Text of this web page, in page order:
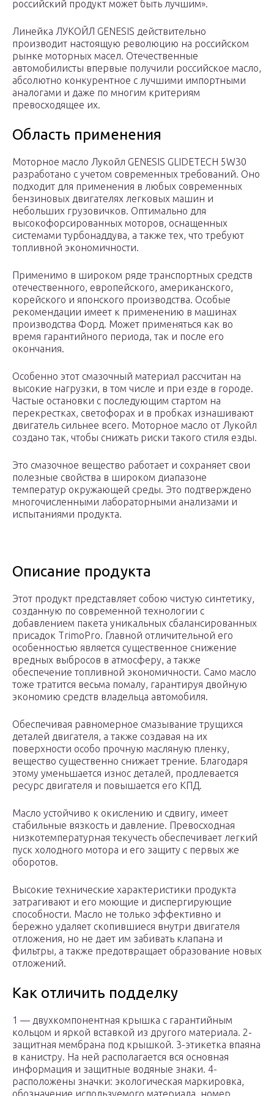
российский продукт может быть лучшим».
Линейка ЛУКОЙЛ GENESIS действительно
производит настоящую революцию на российском
рынке моторных масел. Отечественные
автомобилисты впервые получили российское масло,
абсолютно конкурентное с лучшими импортными
аналогами и даже по многим критериям
превосходящее их.
Область применения
Моторное масло Лукойл GENESIS GLIDETECH 5W30
разработано с учетом современных требований. Оно
подходит для применения в любых современных
бензиновых двигателях легковых машин и
небольших грузовичков. Оптимально для
высокофорсированных моторов, оснащенных
системами турбонаддува, а также тех, что требуют
топливной экономичности.
Применимо в широком ряде транспортных средств
отечественного, европейского, американского,
корейского и японского производства. Особые
рекомендации имеет к применению в машинах
производства Форд. Может применяться как во
время гарантийного периода, так и после его
окончания.
Особенно этот смазочный материал рассчитан на
высокие нагрузки, в том числе и при езде в городе.
Частые остановки с последующим стартом на
перекрестках, светофорах и в пробках изнашивают
двигатель сильнее всего. Моторное масло от Лукойл
создано так, чтобы снижать риски такого стиля езды.
Это смазочное вещество работает и сохраняет свои
полезные свойства в широком диапазоне
температур окружающей среды. Это подтверждено
многочисленными лабораторными анализами и
испытаниями продукта.
Описание продукта
Этот продукт представляет собою чистую синтетику,
созданную по современной технологии с
добавлением пакета уникальных сбалансированных
присадок TrimoPro. Главной отличительной его
особенностью является существенное снижение
вредных выбросов в атмосферу, а также
обеспечение топливной экономичности. Само масло
тоже тратится весьма помалу, гарантируя двойную
экономию средств владельца автомобиля.
Обеспечивая равномерное смазывание трущихся
деталей двигателя, а также создавая на их
поверхности особо прочную масляную пленку,
вещество существенно снижает трение. Благодаря
этому уменьшается износ деталей, продлевается
ресурс двигателя и повышается его КПД.
Масло устойчиво к окислению и сдвигу, имеет
стабильные вязкость и давление. Превосходная
низкотемпературная текучесть обеспечивает легкий
пуск холодного мотора и его защиту с первых же
оборотов.
Высокие технические характеристики продукта
затрагивают и его моющие и диспергирующие
способности. Масло не только эффективно и
бережно удаляет скопившиеся внутри двигателя
отложения, но не дает им забивать клапана и
фильтры, а также предотвращает образование новых
отложений.
Как отличить подделку
1 — двухкомпонентная крышка с гарантийным
кольцом и яркой вставкой из другого материала. 2-
защитная мембрана под крышкой. 3-этикетка впаяна
в канистру. На ней располагается вся основная
информация и защитные водяные знаки. 4-
расположены значки: экологическая маркировка,
обозначение используемого материала, номер